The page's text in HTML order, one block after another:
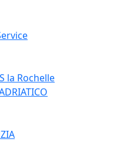
la Rochelle